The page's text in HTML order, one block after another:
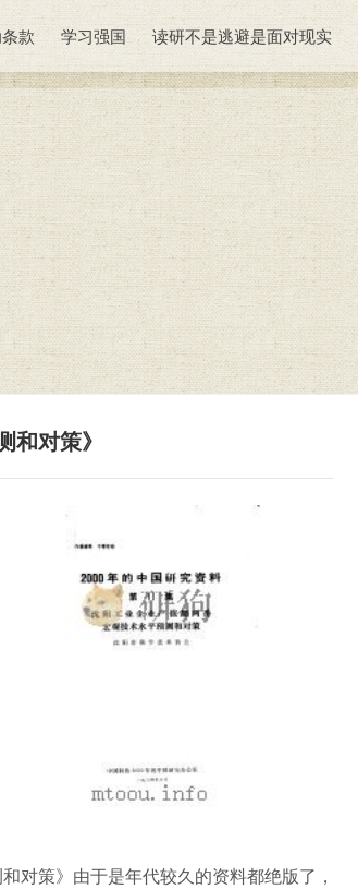
款 学习强国 读研不是逃避是面对现实
和对策》
对策》由于是年代较久的资料都绝版了，